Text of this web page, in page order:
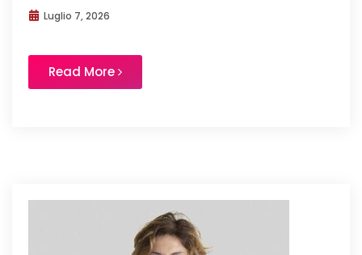
Luglio 7, 2026
Read More